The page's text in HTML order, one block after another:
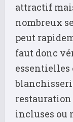
attractif
nombreux
peut
faut donc
essentielles
incluses ou